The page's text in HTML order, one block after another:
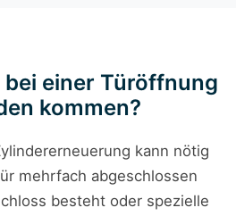
bei einer Türöffnung
kommen?
kann nötig
mehrfach abgeschlossen
besteht oder spezielle